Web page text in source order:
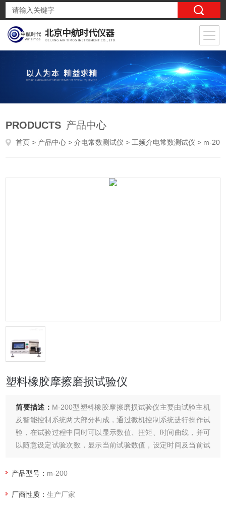
PRODUCTS 产品中心
首页 > 产品中心 >介电常数测试仪 > 工频介电常数测试仪 > m-200塑料橡胶摩擦磨损试验仪
塑料橡胶摩擦磨损试验仪
简要描述： M-200型塑料橡胶摩擦磨损试验仪主要由试验主机
及智能控制系统两大部分构成，通过微机控制系统进行操作试
验，在试验过程中同时可以显示数值、扭矩、时间曲线，并可
以随意设定试验次数，显示当前试验数值，设定时间及当前试
线、表格数据等标准要求的试验报告。
产品型号： m-200
厂商性质：生产厂家